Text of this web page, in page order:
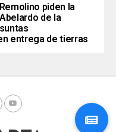
piden la
de la
entrega de tierras